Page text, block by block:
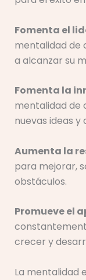
Fomenta el
mentalidad de
a alcanzar su
Fomenta la
mentalidad de
nuevas ideas
Aumenta la
para mejorar,
obstáculos.
Promueve el
crecer y
La mentalidad